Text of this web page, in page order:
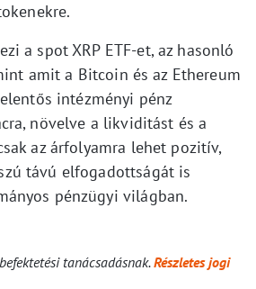
a spot XRP ETF-et, az hasonló
amit a Bitcoin és az Ethereum
intézményi pénz
növelve a likviditást és a
az árfolyamra lehet pozitív,
távú elfogadottságát is
pénzügyi világban.
tanácsadásnak.Részletes jogi